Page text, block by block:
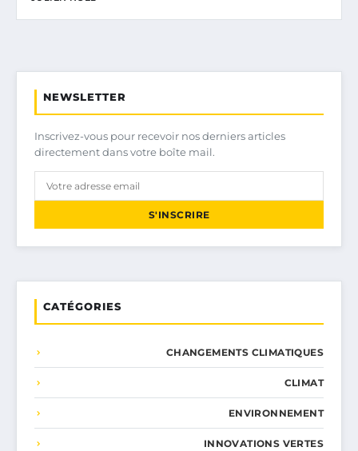
NEWSLETTER
Inscrivez-vous pour recevoir nos derniers articles
directement dans votre boîte mail.
S'INSCRIRE
CATÉGORIES
CHANGEMENTS CLIMATIQUES
CLIMAT
ENVIRONNEMENT
INNOVATIONS VERTES